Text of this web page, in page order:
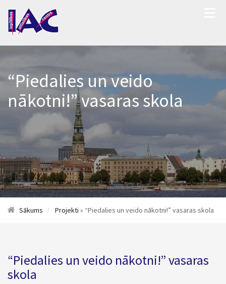
“Piedalies un veido
nākotni!” vasaras skola
Sākums Projekti » “Piedalies un veido nākotni!” vasaras skola
“Piedalies un veido nākotni!” vasaras
skola